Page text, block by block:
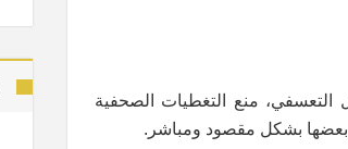
، شملت القتل والاعتقال التعسفي، منع التغطيات الصحفية
بعضها بشكل مقصود ومباشر.